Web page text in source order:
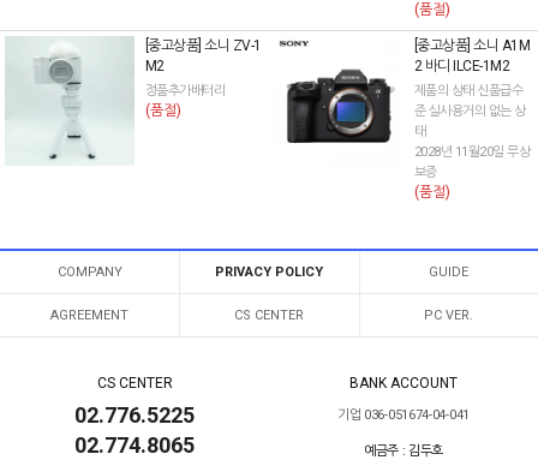
(품절)
[중고상품] 소니 ZV-1
M2
정품추가배터리
(품절)
[중고상품] 소니 A1M
2 바디 ILCE-1M2
제품의 상태 신품급수
준 실사용거의 없는 상
태
2028년 11월20일 무상
보증
(품절)
COMPANY PRIVACY POLICY GUIDE
AGREEMENT CS CENTER PC VER.
CS CENTER
02.776.5225
02.774.8065
BANK ACCOUNT
기업 036-051674-04-041
예금주 : 김두호